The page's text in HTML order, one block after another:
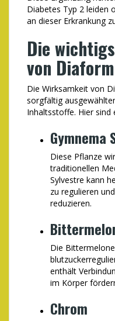
Diabetes Typ 2 leiden
an dieser Erkrankung
Die
von
Die Wirksamkeit von
sorgfältig
Inhaltsstoffe. Hier sind
Gymnema
Diese Pflanze
traditionellen
Sylvestre kann
zu regulieren
reduzieren.
Die
enthält
im Körper
Chrom